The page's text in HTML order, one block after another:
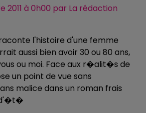
2011 à 0h00 par La rédaction
l'histoire d'une femme
aussi bien avoir 30 ou 80 ans,
ou moi. Face aux r�alit�s de
un point de vue sans
malice dans un roman frais
d'�t�